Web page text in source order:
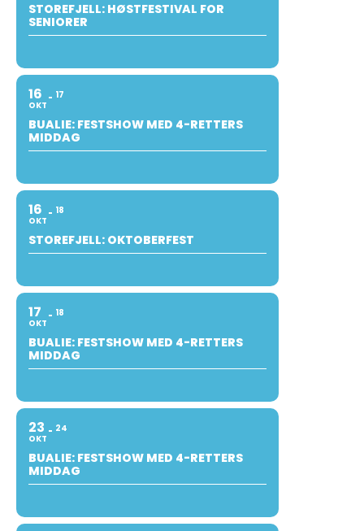
STOREFJELL: HØSTFESTIVAL FOR
SENIORER
16
OKT
17
BUALIE: FESTSHOW MED 4-RETTERS
MIDDAG
16
OKT
18
STOREFJELL: OKTOBERFEST
17
OKT
18
BUALIE: FESTSHOW MED 4-RETTERS
MIDDAG
23
OKT
24
BUALIE: FESTSHOW MED 4-RETTERS
MIDDAG